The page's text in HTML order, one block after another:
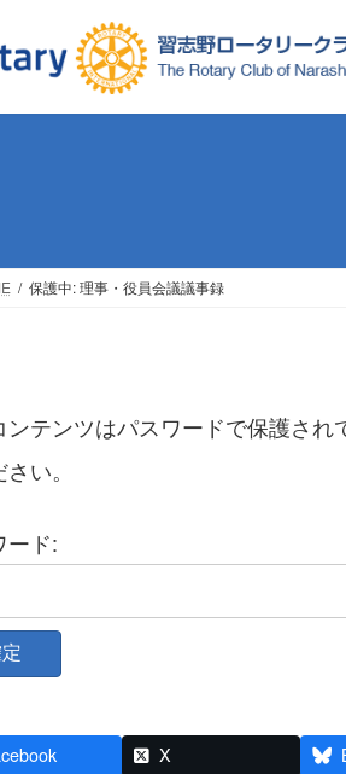
保護中: 理事・役員会議議事録
ンテンツはパスワードで保護さ
い。
ード:
X